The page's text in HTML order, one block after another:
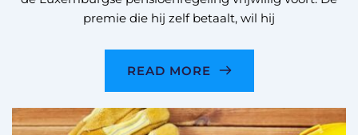
premie die hij zelf betaalt, wil hij
READ MORE